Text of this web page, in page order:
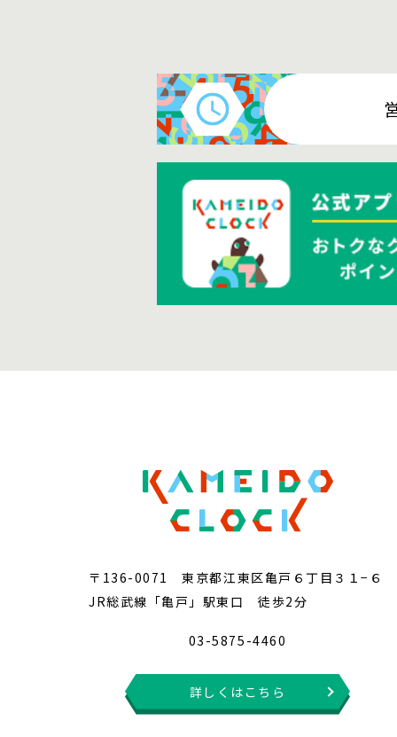
〒136-0071 東京都江東区亀戸６丁目３１−６
JR総武線「亀戸」駅東口 徒歩2分
03-5875-4460
詳しくはこちら